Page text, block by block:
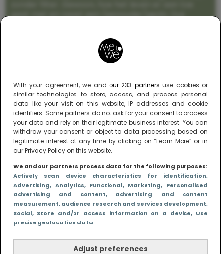
With your agreement, we and our 233 partners use cookies or
similar technologies to store, access, and process personal
data like your visit on this website, IP addresses and cookie
identifiers. Some partners do not ask for your consent to process
your data and rely on their legitimate business interest. You can
withdraw your consent or object to data processing based on
legitimate interest at any time by clicking on “Learn More” or in
our Privacy Policy on this website.
We and our partners process data for the following purposes:
Actively scan device characteristics for identification,
Advertising, Analytics, Functional, Marketing, Personalised
advertising and content, advertising and content
measurement, audience research and services development,
Social, Store and/or access information on a device, Use
precise geolocation data
Adjust preferences
gaat met en naast een (eenouder)gezin. Dus